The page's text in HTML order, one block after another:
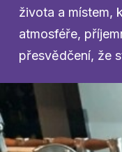
života a místem,
atmosféře,
přesvědčení, že